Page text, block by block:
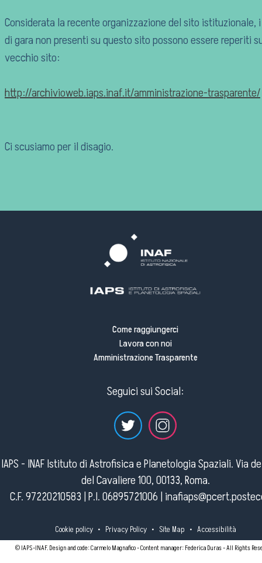
Considerata la recente organizzazione del sito istituzionale,
di gara non presenti su questo sito possono essere reperiti
vecchio sito:
http://archivioweb.iaps.inaf.it/amministrazione-trasparente/
Ci scusiamo per il disagio.
Come raggiungerci
Lavora con noi
Amministrazione Trasparente
Seguici sui Social:
IAPS - INAF Istituto di Astrofisica e Planetologia Spaziali. Via
del Cavaliere 100, 00133, Roma.
C.F. 97220210583 | P.I. 06895721006 |
Cookie policy • Privacy Policy • Site Map • Accessibilità
© IAPS-INAF. Design and code: Carmelo Magnafico - Content manager: Federica Duras - All Rights